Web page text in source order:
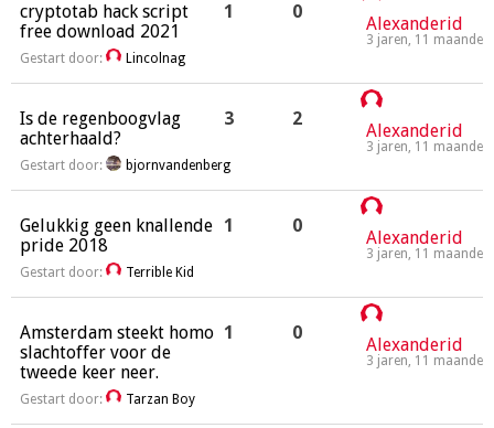
cryptotab hack script
free download 2021
Gestart door: Lincolnag
1 0
Alexanderid
3 jaren, 11 maanden
Is de regenboogvlag
achterhaald?
Gestart door: bjornvandenberg
3 2
Alexanderid
3 jaren, 11 maanden
Gelukkig geen knallende
pride 2018
Gestart door: Terrible Kid
1 0
Alexanderid
3 jaren, 11 maanden
Amsterdam steekt homo
slachtoffer voor de
tweede keer neer.
Gestart door: Tarzan Boy
1 0
Alexanderid
3 jaren, 11 maanden